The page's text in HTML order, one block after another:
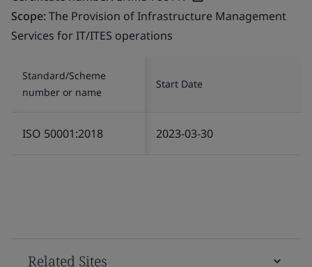
Scope:The Provision of Infrastructure Management
Services for IT/ITES operations
Standard/Scheme
number or name
Start Date
ISO 50001:2018 2023-03-30
Related Sites